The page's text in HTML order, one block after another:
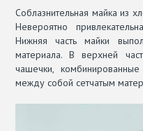
Соблазнительная майка из
Невероятно
Нижняя часть майки
материала. В верхней
чашечки,
между собой сетчатым